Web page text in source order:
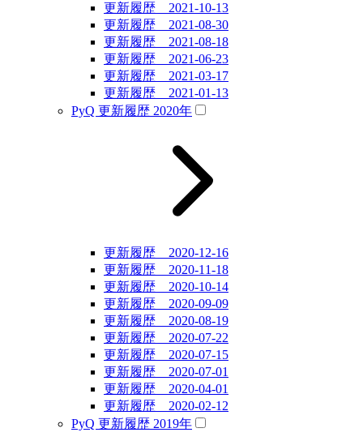
更新履歴 2021-10-13
更新履歴 2021-08-30
更新履歴 2021-08-18
更新履歴 2021-06-23
更新履歴 2021-03-17
更新履歴 2021-01-13
PyQ 更新履歴 2020年
更新履歴 2020-12-16
更新履歴 2020-11-18
更新履歴 2020-10-14
更新履歴 2020-09-09
更新履歴 2020-08-19
更新履歴 2020-07-22
更新履歴 2020-07-15
更新履歴 2020-07-01
更新履歴 2020-04-01
更新履歴 2020-02-12
PyQ 更新履歴 2019年